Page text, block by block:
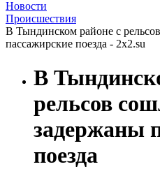
Новости
Проиcшествия
В Тындинском районе с
пассажирские поезда - 2x2.su
В
рельсов
задержаны
поезда